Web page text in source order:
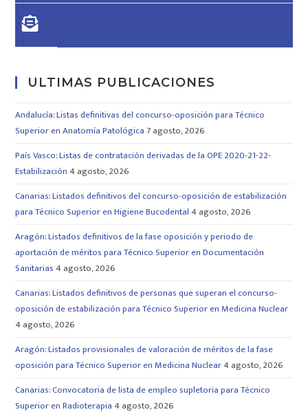
ULTIMAS PUBLICACIONES
Andalucía: Listas definitivas del concurso-oposición para Técnico
Superior en Anatomía Patológica 7 agosto, 2026
País Vasco: Listas de contratación derivadas de la OPE 2020-21-22-
Estabilización 4 agosto, 2026
Canarias: Listados definitivos del concurso-oposición de estabilización
para Técnico Superior en Higiene Bucodental 4 agosto, 2026
Aragón: Listados definitivos de la fase oposición y periodo de
aportación de méritos para Técnico Superior en Documentación
Sanitarias 4 agosto, 2026
Canarias: Listados definitivos de personas que superan el concurso-
oposición de estabilización para Técnico Superior en Medicina Nuclear
4 agosto, 2026
Aragón: Listados provisionales de valoración de méritos de la fase
oposición para Técnico Superior en Medicina Nuclear4 agosto, 2026
Canarias: Convocatoria de lista de empleo supletoria para Técnico
Superior en Radioterapia 4 agosto, 2026